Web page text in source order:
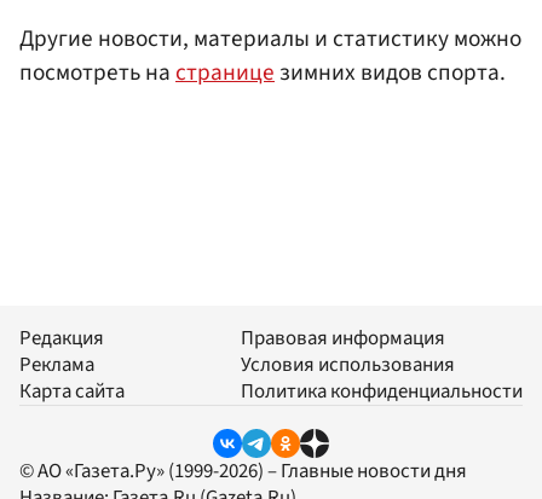
Другие новости, материалы и статистику можно
посмотреть на странице зимних видов спорта.
Редакция
Реклама
Карта сайта
Правовая информация
Условия использования
Политика конфиденциальности
© АО «Газета.Ру» (1999-2026) – Главные новости дня